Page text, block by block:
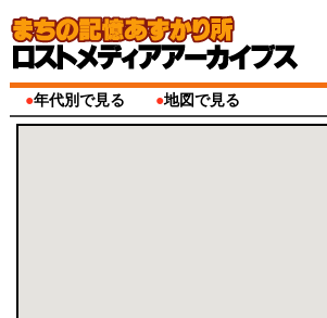
●年代別で見る ●地図で見る